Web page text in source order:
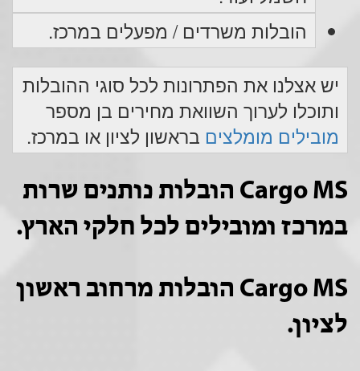
הובלות משרדים / מפעלים במרכז.
יש אצלנו את הפתרונות לכל סוגי ההובלות
ותוכלו לערוך השוואת מחירים בן מספר
מובילים מומלצים בראשון לציון או במרכז.
Cargo MS הובלות נותנים שרות
במרכז ומובילים לכל חלקי הארץ.
Cargo MS הובלות מרחוב ראשון
לציון.